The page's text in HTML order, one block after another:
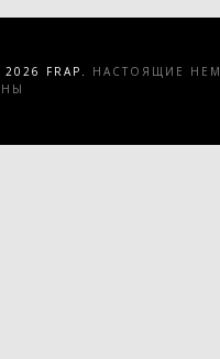
FRAP.
НАСТОЯЩИЕ